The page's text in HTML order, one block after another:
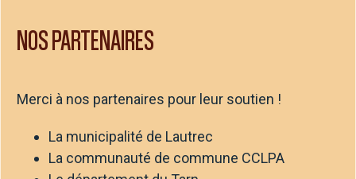
NOS PARTENAIRES
Merci à nos partenaires pour leur soutien !
La municipalité de Lautrec
La communauté de commune CCLPA